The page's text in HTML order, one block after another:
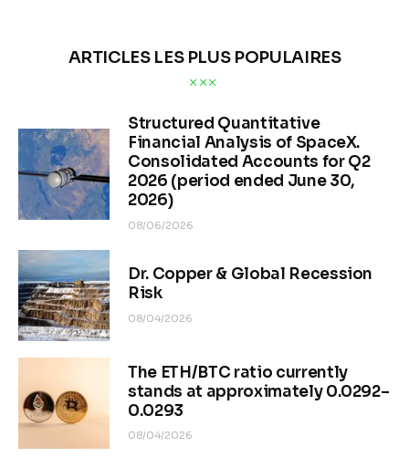
ARTICLES LES PLUS POPULAIRES
Structured Quantitative
Financial Analysis of SpaceX.
Consolidated Accounts for Q2
2026 (period ended June 30,
2026)
08/06/2026
Dr. Copper & Global Recession
Risk
08/04/2026
The ETH/BTC ratio currently
stands at approximately 0.0292–
0.0293
08/04/2026